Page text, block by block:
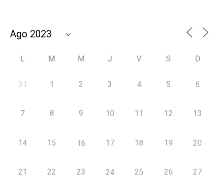
L M M J V S D
31 1 2 3 4 5 6
7 8 9 10 11 12 13
14 15 16 17 18 19 20
21 22 23 24 25 26 27